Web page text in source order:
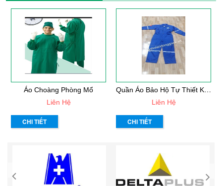
Áo Choàng Phòng Mổ
Liên Hệ
CHI TIẾT
Q
Uần Áo Bảo Hộ Tự Thiết Kế Mẫu 33
Liên Hệ
CHI TIẾT